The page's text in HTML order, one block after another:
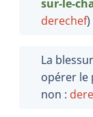
sur-le-
derechef)
La
opérer le
non :